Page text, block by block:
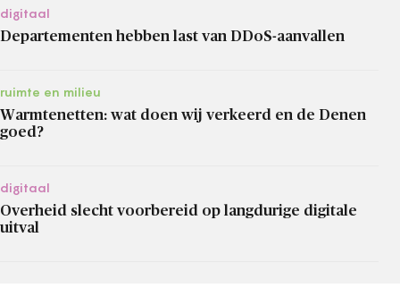
digitaal
Departementen hebben last van DDoS-aanvallen
ruimte en milieu
Warmtenetten: wat doen wij verkeerd en de Denen
goed?
digitaal
Overheid slecht voorbereid op langdurige digitale
uitval